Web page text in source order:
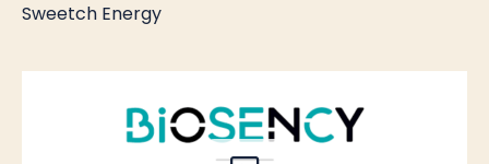
Sweetch Energy